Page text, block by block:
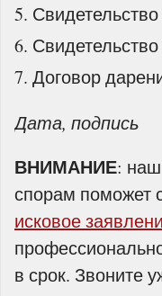
Договор
Дата, подпись
ВНИМАНИЕ:
спорам поможет
исковое
в срок. Звоните